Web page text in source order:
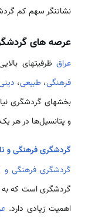
نشاتنگر سهم کم
عرصه ­های
عراقظرفیتهای
فرهنگی، طبیعی،
بخشهای گردشگری
و پتانسیل‌ها در هر
گردشگری فرهنگی و
گردشگری فرهنگی و
گردشگری است که به
اهمیت زیادی دارد.